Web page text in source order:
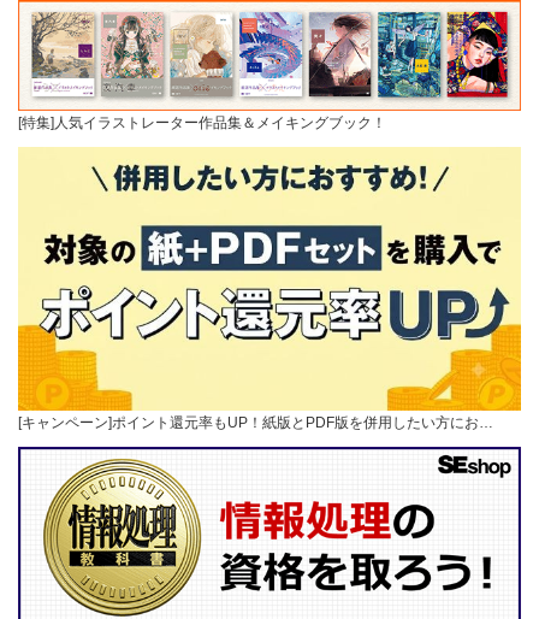
[特集]人気イラストレーター作品集＆メイキングブック！
[キャンペーン]ポイント還元率もUP！紙版とPDF版を併用したい方にお…